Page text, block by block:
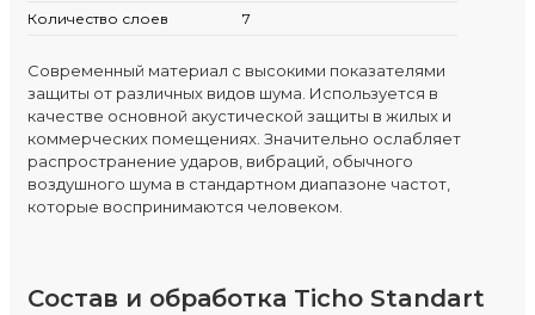
Количество слоев
7
Современный материал с высокими показателями
защиты от различных видов шума. Используется в
качестве основной акустической защиты в жилых и
коммерческих помещениях. Значительно ослабляет
распространение ударов, вибраций, обычного
воздушного шума в стандартном диапазоне частот,
которые воспринимаются человеком.
Состав и обработка Ticho Standart